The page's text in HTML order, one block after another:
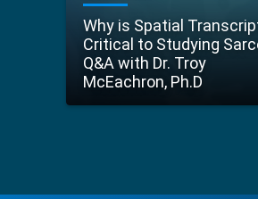
Why is Spatial
Critical to Studying
Q&A with Dr. Troy
McEachron, Ph.D